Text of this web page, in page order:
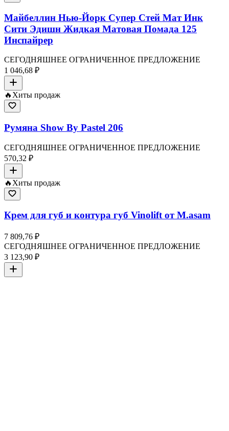
Майбеллин Нью-Йорк Супер Стей Мат Инк
Сити Эдишн Жидкая Матовая Помада 125
Инспайрер
СЕГОДНЯШНЕЕ ОГРАНИЧЕННОЕ ПРЕДЛОЖЕНИЕ
1 046,68 ₽
🔥 Хиты продаж
Румяна Show By Pastel 206
СЕГОДНЯШНЕЕ ОГРАНИЧЕННОЕ ПРЕДЛОЖЕНИЕ
570,32 ₽
🔥 Хиты продаж
Крем для губ и контура губ Vinolift от M.asam
7 809,76 ₽
СЕГОДНЯШНЕЕ ОГРАНИЧЕННОЕ ПРЕДЛОЖЕНИЕ
3 123,90 ₽